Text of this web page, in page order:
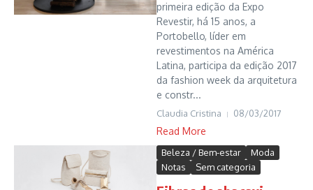
primeira edição da Expo
Revestir, há 15 anos, a
Portobello, líder em
revestimentos na América
Latina, participa da edição 2017
da fashion week da arquitetura
e constr...
Claudia Cristina 08/03/2017
Read More
Beleza / Bem-estar
Moda
Notas
Sem categoria